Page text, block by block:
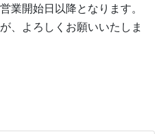
業開始日以降となります。
、よろしくお願いいたしま